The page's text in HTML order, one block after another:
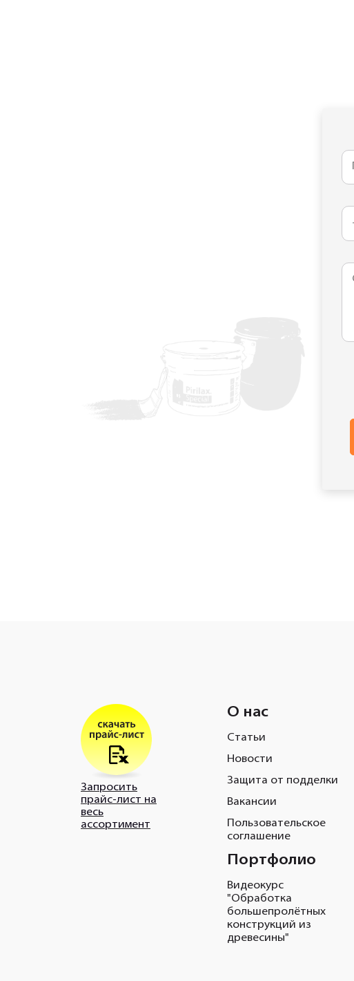
Запросить
прайс-лист на
весь
ассортимент
О нас
Статьи
Новости
Защита от подделки
Вакансии
Пользовательское
соглашение
Портфолио
Видеокурс
"Обработка
большепролётных
конструкций из
древесины"